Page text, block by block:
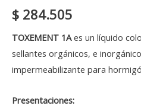
$ 284.505
TOXEMENT 1Aes un líquido
sellantes orgánicos, e
impermeabilizante para
Presentaciones: